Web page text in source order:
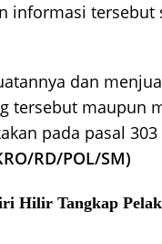
informasi
dan
tersebut maupun
pada pasal
RD/POL/SM)
Hilir Tangkap